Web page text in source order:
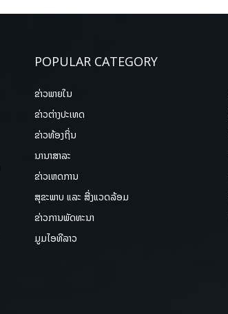
POPULAR CATEGORY
ຂ່າວພາຍ​ໃນ
ຂ່າວຕ່າງປະເທດ
ຂ່າວທ້ອງຖິ່ນ
ນານາສາລະ
ຂ່າວເຫດການ
ສຸຂະພາບ ແລະ ສີ່ງແວດລ້ອມ
ຂ່າວການພັດທະນາ
ມູມໄອທີລາວ